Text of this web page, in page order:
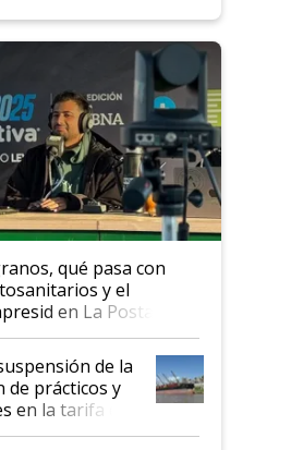
qué pasa con
y el
en La Posta
de la
de prácticos y
en la tarifa de